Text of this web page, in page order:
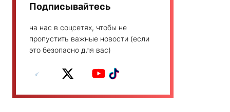
Подписывайтесь
на нас в соцсетях, чтобы не
пропустить важные новости (если
это безопасно для вас)